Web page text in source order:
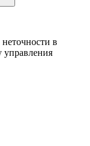
в
управления